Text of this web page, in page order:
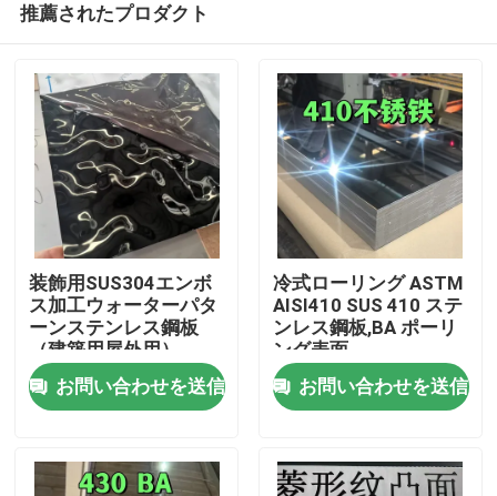
推薦されたプロダクト
装飾用SUS304エンボ
ス加工ウォーターパタ
ーンステンレス鋼板
（建築用屋外用）
お問い合わせを送信
冷式ローリング ASTM
AISI410 SUS 410 ステ
ンレス鋼板,BA ポーリ
ング表面
0.8*1220*2440
お問い合わせを送信